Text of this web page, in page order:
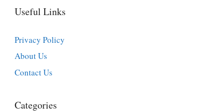
Useful Links
Privacy Policy
About Us
Contact Us
Categories